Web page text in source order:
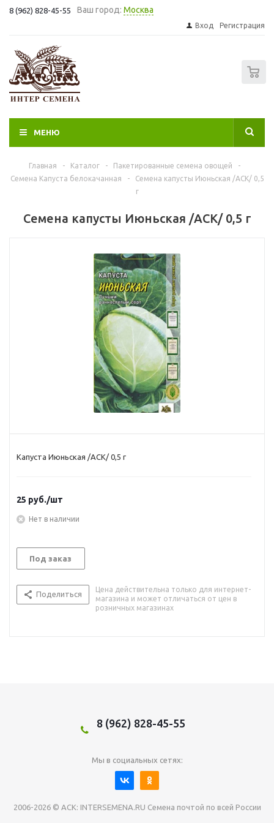
8 (962) 828-45-55 Ваш город: Москва
Вход Регистрация
МЕНЮ
Главная - Каталог - Пакетированные семена овощей
-
Семена Капуста белокачанная
-
Семена капусты Июньская /АСК/ 0,5
г
Семена капусты Июньская /АСК/ 0,5 г
Капуста Июньская /АСК/ 0,5 г
25 руб./шт
Нет в наличии
Под заказ
Поделиться
Цена действительна только для интернет-
магазина и может отличаться от цен в
розничных магазинах
8 (962) 828-45-55
Мы в социальных сетях:
2006-2026 © АСК: INTERSEMENA.RU Семена почтой по всей России